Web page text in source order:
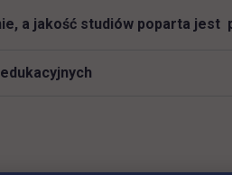
a jakość studiów poparta jest